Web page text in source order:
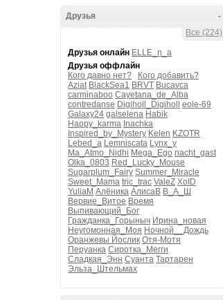
-
Друзья
Все (224)
Друзья онлайн ELLE_n_a
Друзья оффлайн
Кого давно нет?
Кого добавить?
Aziat BlackSea1 BRVT Bucavca
carminaboo Cayetana_de_Alba
contredanse Digiholl_Digiholl
eole-69
Galaxy24 galselena Habik
Happy_karma Inachka
Inspired_by_Mystery Kelen KZOTR
Lebed_a Lemniscata Lynx_y
Ma_Atmo_Nidhi Mega_Ego nacht_gast
Olka_0803 Red_Lucky_Mouse
Sugarplum_Fairy Summer_Miracle
Sweet_Mama tric_trac ValeZ XoID
YuliaM Алёника АлисаВ В_А_Ш
Вервие_Витое Время
Выпивающий_Бог
Гражданка_Горыныч Ирина_новая
Неугомонная_Моя Ночной__Дождь
Оранжевы Йослик Отя-Мотя
Перуанка Сиротка_Мегги
Сладкая_Энн Суанта Тартарен
Эльза_Штельмах